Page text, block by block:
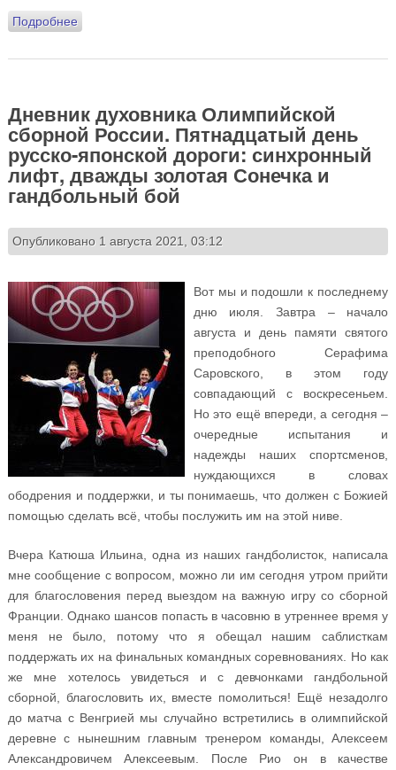
Подробнеео Дневник духовника Олимпийской сборной России.
воскресный серафимов день, Белая Русь, кошки-
Дневник духовника Олимпийской
сборной России. Пятнадцатый день
русско-японской дороги: синхронный
лифт, дважды золотая Сонечка и
гандбольный бой
Опубликовано 1 августа 2021, 03:12
Вот мы и подошли к последнему
дню июля. Завтра – начало
августа и день памяти святого
преподобного Серафима
Саровского, в этом году
совпадающий с воскресеньем.
Но это ещё впереди, а сегодня –
очередные испытания и
надежды наших спортсменов,
нуждающихся в словах
ободрения и поддержки, и ты понимаешь, что должен с Божией
помощью сделать всё, чтобы послужить им на этой ниве.
Вчера Катюша Ильина, одна из наших гандболисток, написала
мне сообщение с вопросом, можно ли им сегодня утром прийти
для благословения перед выездом на важную игру со сборной
Франции. Однако шансов попасть в часовню в утреннее время у
меня не было, потому что я обещал нашим саблисткам
поддержать их на финальных командных соревнованиях. Но как
же мне хотелось увидеться и с девчонками гандбольной
сборной, благословить их, вместе помолиться! Ещё незадолго
до матча с Венгрией мы случайно встретились в олимпийской
деревне с нынешним главным тренером команды, Алексеем
Александровичем Алексеевым. После Рио он в качестве